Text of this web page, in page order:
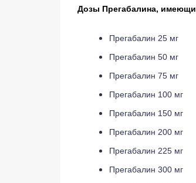
пользовател
Дозы Прегабалина,
Прегабалин 25 мг
Прегабалин 50 мг
Прегабалин 75 мг
Прегабалин 100 мг
Прегабалин 150 мг
Прегабалин 200 мг
Прегабалин 225 мг
Прегабалин 300 мг